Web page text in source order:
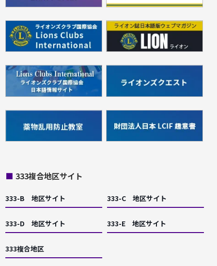
■ 333複合地区サイト
333-B 地区サイト 333-C 地区サイト
333-D 地区サイト 333-E 地区サイト
333複合地区